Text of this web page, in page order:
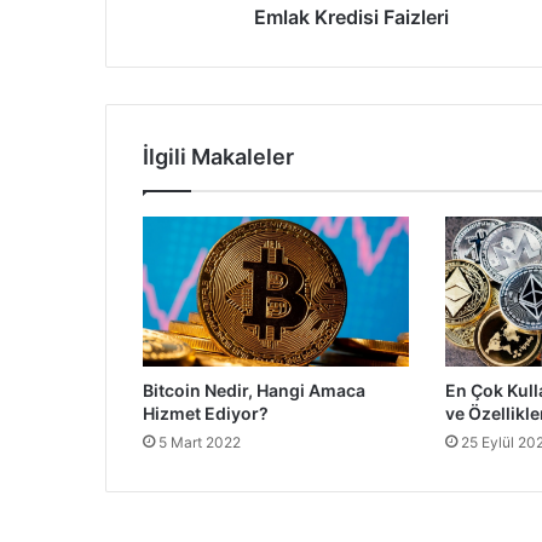
Emlak Kredisi Faizleri
İlgili Makaleler
Bitcoin Nedir, Hangi Amaca
Hizmet Ediyor?
5 Mart 2022
En Çok
ve
25 Eylül